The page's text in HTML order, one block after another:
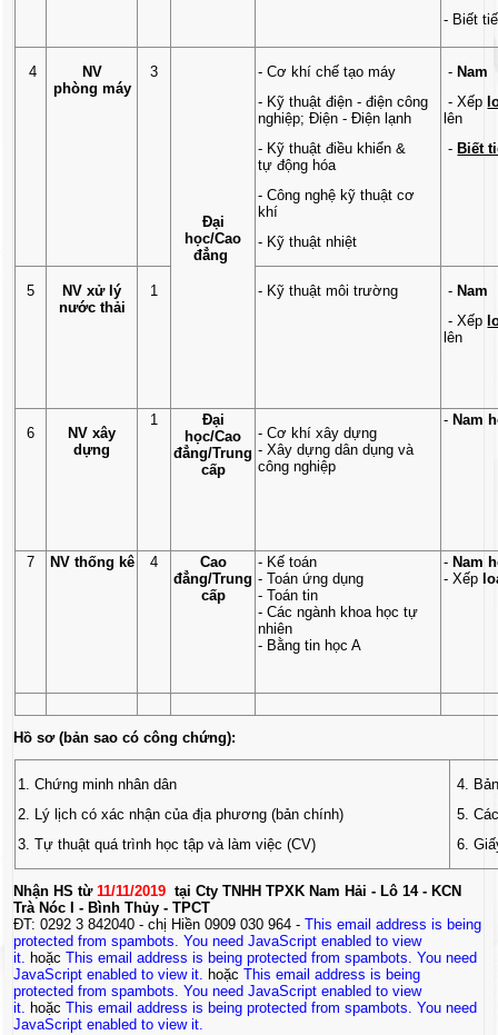
- Biết
4
NV
phòng máy
3
Đại
học/Cao
đẳng
- Cơ khí chế tạo máy
- Kỹ thuật điện - điện công
nghiệp; Điện - Điện lạnh
- Kỹ thuật điều khiển &
tự động hóa
- Công nghệ kỹ thuật cơ
khí
- Kỹ thuật nhiệt
- Nam
- Xếp
lên
- Biết
5
NV xử lý
nước thải
1 - Kỹ thuật môi trường - Nam
- Xếp
lên
6
NV xây
dựng
1
Đại
học/Cao
đẳng/Trung
cấp
- Cơ khí xây dựng
- Xây dựng dân dụng và
công nghiệp
- Nam
7 NV thống kê 4
Cao
đẳng/Trung
cấp
- Kế toán
- Toán ứng dụng
- Toán tin
- Các ngành khoa học tự
nhiên
- Bằng tin học A
- Nam
- Xếp
Hồ sơ (bản sao có công chứng):
1. Chứng minh nhân dân
2. Lý lịch có xác nhận của địa phương (bản chính)
3. Tự thuật quá trình học tập và làm việc (CV)
4.
5.
6.
Nhận HS từ11/11/2019 tại Cty TNHH TPXK Nam Hải - Lô 14 - KCN
Trà Nóc I - Bình Thủy - TPCT
ĐT: 0292 3 842040 - chị Hiền 0909 030 964 -This email address is being
protected from spambots. You need JavaScript enabled to view
it. hoặcThis email address is being protected from spambots. You need
JavaScript enabled to view it. hoặcThis email address is being
protected from spambots. You need JavaScript enabled to view
it. hoặcThis email address is being protected from spambots. You need
JavaScript enabled to view it.